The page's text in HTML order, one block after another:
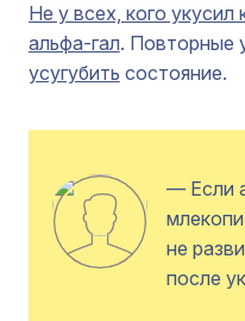
Не у всех, кого
альфа-гал. Повторные
усугубить состояние.
— Eсли
не
после